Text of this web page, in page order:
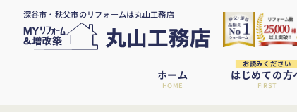
深谷市・秩父市のリフォームは丸山工務店
ホーム
HOME
お読みください
はじめての方
FIRST